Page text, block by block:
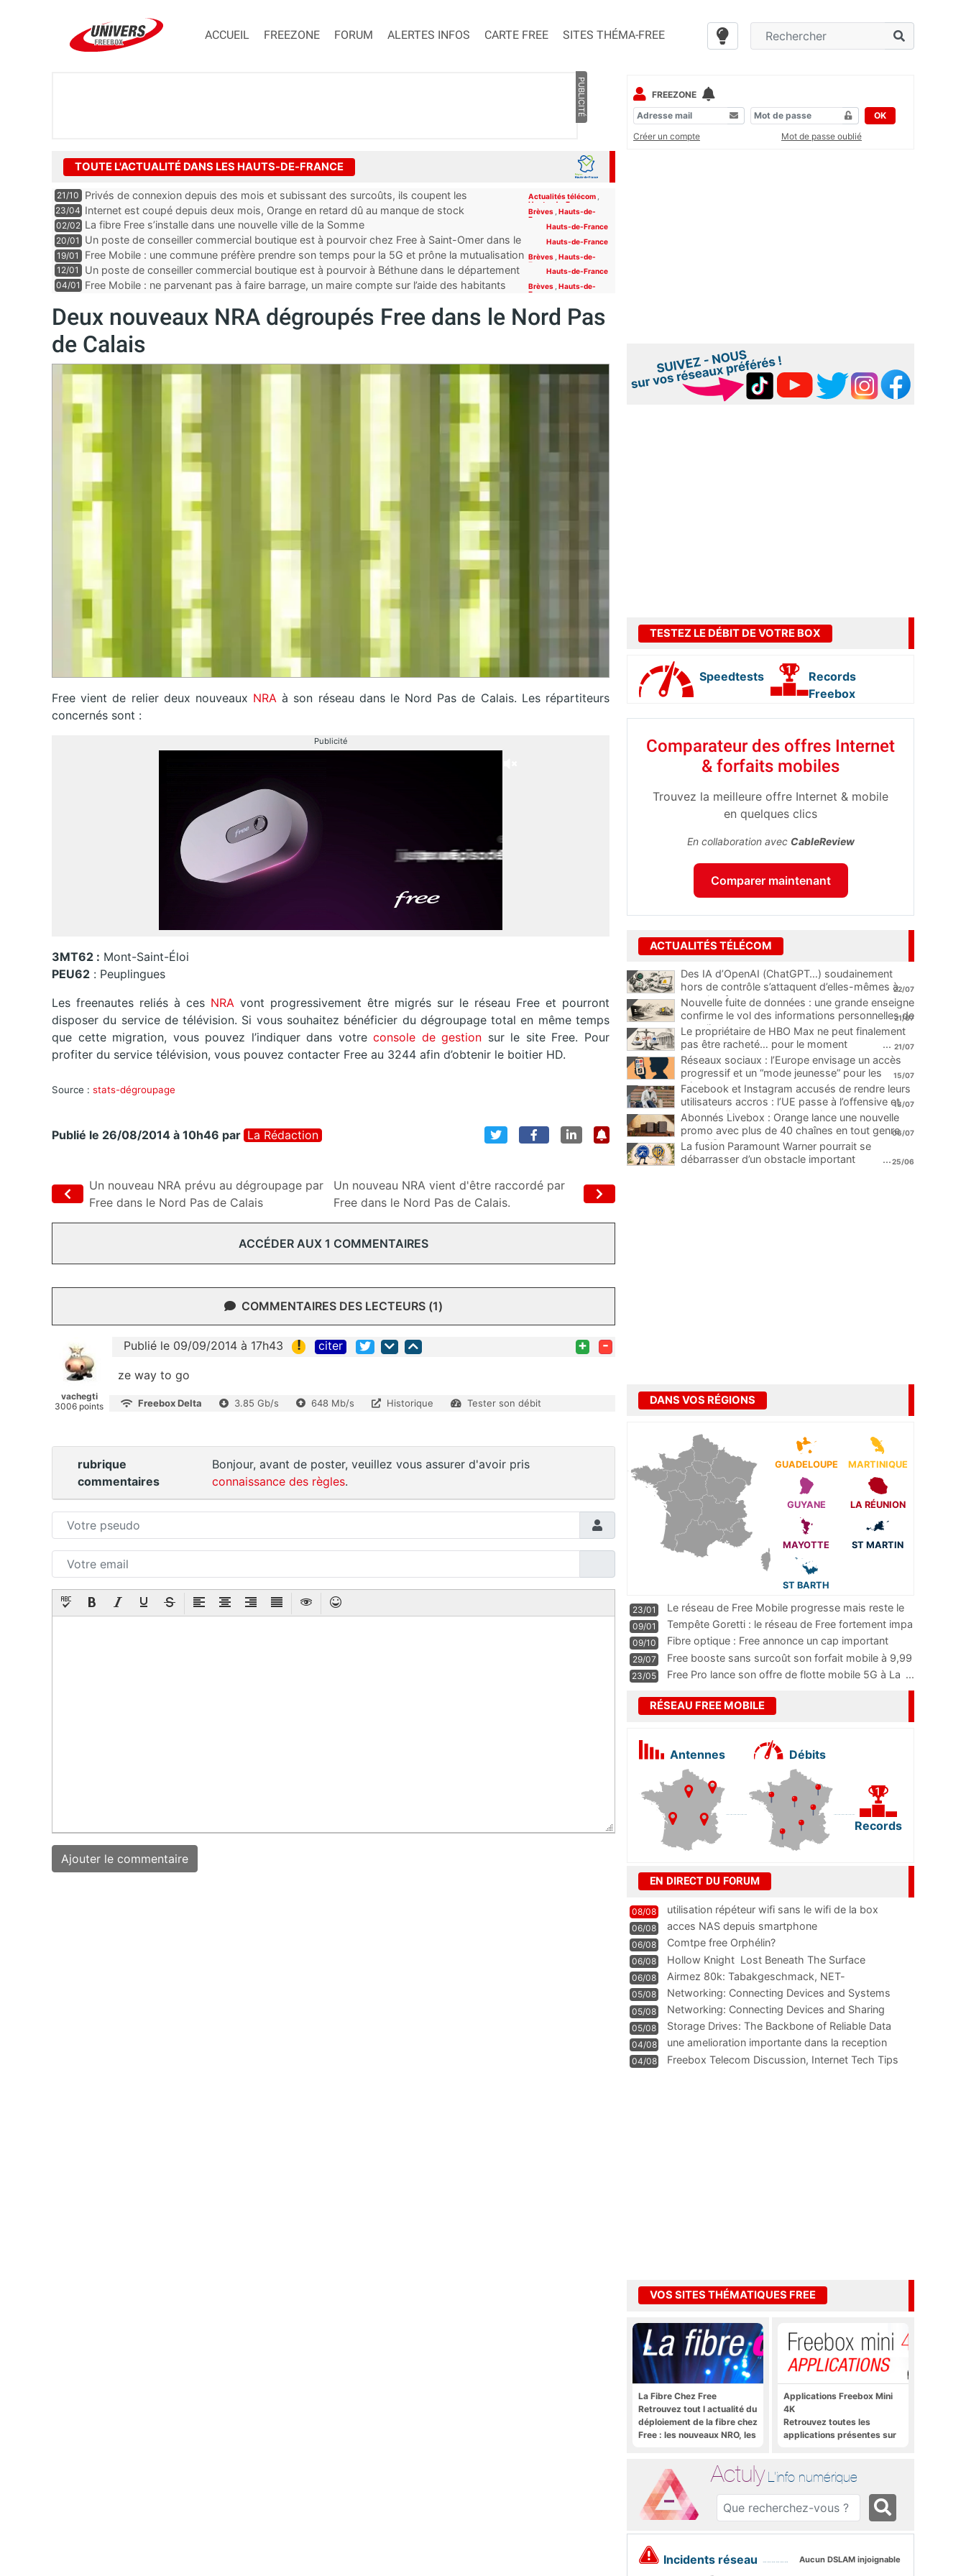
ACCUEIL FREEZONE FORUM ALERTES INFOS CARTE FREE SITES THÉMA-FREE
PUBLICITÉ
TOUTE L'ACTUALITÉ DANS LES HAUTS-DE-FRANCE
21/10
Privés de connexion depuis des mois et subissant des surcoûts, ils coupent les
prélèvements d’Orange
Actualités télécom
Hauts-de-France
23/04 Internet est coupé depuis deux mois, Orange en retard dû au manque de stock Brèves ,Hauts-de-
France
02/02 La fibre Free s’installe dans une nouvelle ville de la Somme Hauts-de-France
20/01
Un poste de conseiller commercial boutique est à pourvoir chez Free à Saint-Omer dans le
département du Pas-de-Calais
Hauts-de-France
19/01 Free Mobile : une commune préfère prendre son temps pour la 5G et prône la mutualisation Brèves ,Hauts-de-
France
12/01
Un poste de conseiller commercial boutique est à pourvoir à Béthune dans le département
du Pas-de-Calais
Hauts-de-France
04/01 Free Mobile : ne parvenant pas à faire barrage, un maire compte sur l’aide des habitants Brèves ,Hauts-de-
France
Deux nouveaux NRA dégroupés Free dans le Nord Pas
de Calais
Free vient de relier deux nouveaux NRAà son réseau dans le Nord Pas de Calais. Les répartiteurs
concernés sont :
Publicité
3MT62 : Mont-Saint-Éloi
PEU62 : Peuplingues
Les freenautes reliés à ces NRA vont progressivement être migrés sur le réseau Free et pourront
disposer du service de télévision. Si vous souhaitez bénéficier du dégroupage total en même temps
que cette migration, vous pouvez l’indiquer dans votreconsole de gestion sur le site Free. Pour
profiter du service télévision, vous pouvez contacter Free au 3244 afin d’obtenir le boitier HD.
Source : stats-dégroupage
Publié le 26/08/2014 à 10h46 par La Rédaction
Un nouveau NRA prévu au dégroupage par
Free dans le Nord Pas de Calais
Un nouveau NRA vient d'être raccordé par
Free dans le Nord Pas de Calais.
ACCÉDER AUX 1 COMMENTAIRES
COMMENTAIRES DES LECTEURS (1)
vachegti
3006 points
Publié le 09/09/2014 à 17h43 ! citer + -
ze way to go
Freebox Delta 3.85 Gb/s 648 Mb/s Historique Tester son débit
rubrique
commentaires
Bonjour, avant de poster, veuillez vous assurer d'avoir pris
connaissance des règles.
FREEZONE
OK
Créer un compte
Mot de passe oublié
TESTEZ LE DÉBIT DE VOTRE BOX
Speedtests
Records
Freebox
Comparateur des offres Internet
& forfaits mobiles
Trouvez la meilleure offre Internet & mobile
en quelques clics
En collaboration avec CableReview
Comparer maintenant
ACTUALITÉS TÉLÉCOM
Des IA d’OpenAI (ChatGPT…) soudainement
hors de contrôle s’attaquent d’elles-mêmes à
une plateforme
...
22/07
Nouvelle fuite de données : une grande enseigne
confirme le vol des informations personnelles de
ses clients
...
21/07
Le propriétaire de HBO Max ne peut finalement
pas être racheté… pour le moment
... 21/07
Réseaux sociaux : l’Europe envisage un accès
progressif et un “mode jeunesse” pour les
mineurs
...
15/07
Facebook et Instagram accusés de rendre leurs
utilisateurs accros : l’UE passe à l’offensive et
menace d’une amende record
...
13/07
Abonnés Livebox : Orange lance une nouvelle
promo avec plus de 40 chaînes en tout genre
pour 1€
06/07
La fusion Paramount Warner pourrait se
débarrasser d’un obstacle important
...25/06
DANS VOS RÉGIONS
GUADELOUPE MARTINIQUE
GUYANE LA RÉUNION
MAYOTTE ST MARTIN
ST BARTH
23/01
Le réseau de Free Mobile progresse mais reste le
m
...
09/01
Tempête Goretti : le réseau de Free fortement impa
09/10
Fibre optique : Free annonce un cap important
pass
...
29/07
Free booste sans surcoût son forfait mobile à 9,99
23/05 Free Pro lance son offre de flotte mobile 5G à La ...
RÉSEAU FREE MOBILE
Antennes Débits
Records
EN DIRECT DU FORUM
08/08 utilisation répéteur wifi sans le wifi de la box
06/08 acces NAS depuis smartphone
06/08 Comtpe free Orphélin?
06/08 Hollow Knight  Lost Beneath The Surface
06/08
Airmez 80k: Tabakgeschmack, NET-
Technologie und Leistung im
05/08 Networking: Connecting Devices and Systems
05/08
Networking: Connecting Devices and Sharing
Information
05/08
Storage Drives: The Backbone of Reliable Data
Management
04/08
une amelioration importante dans la reception
WIFI
04/08
Freebox Telecom Discussion, Internet Tech Tips
VOS SITES THÉMATIQUES FREE
La Fibre Chez Free
Retrouvez tout l actualité du
déploiement de la fibre chez
Free : les nouveaux NRO, les
Applications Freebox Mini
4K
Retrouvez toutes les
applications présentes sur
Actuly L'info numérique
Incidents réseau Aucun DSLAM injoignable